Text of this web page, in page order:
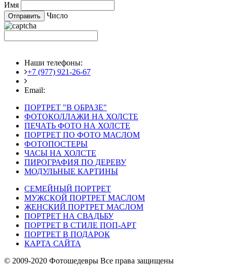
Имя
Число
Наши телефоны:
+7 (977) 921-26-67
Email:
ПОРТРЕТ "В ОБРАЗЕ"
ФОТОКОЛЛАЖИ НА ХОЛСТЕ
ПЕЧАТЬ ФОТО НА ХОЛСТЕ
ПОРТРЕТ ПО ФОТО МАСЛОМ
ФОТОПОСТЕРЫ
ЧАСЫ НА ХОЛСТЕ
ПИРОГРАФИЯ ПО ДЕРЕВУ
МОДУЛЬНЫЕ КАРТИНЫ
СЕМЕЙНЫЙ ПОРТРЕТ
МУЖСКОЙ ПОРТРЕТ МАСЛОМ
ЖЕНСКИЙ ПОРТРЕТ МАСЛОМ
ПОРТРЕТ НА СВАДЬБУ
ПОРТРЕТ В СТИЛЕ ПОП-АРТ
ПОРТРЕТ В ПОДАРОК
КАРТА САЙТА
© 2009-2020 Фотошедевры Все права защищены